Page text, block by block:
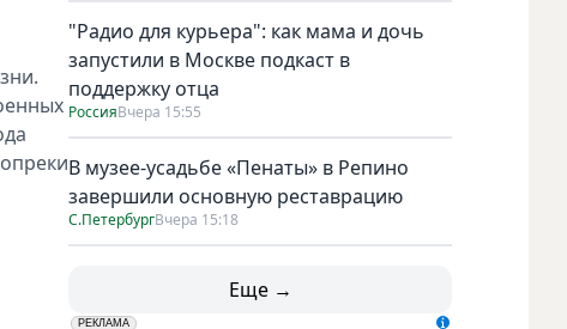
"Радио для курьера": как мама и дочь
запустили в Москве подкаст в
поддержку отца
РоссияВчера 15:55
В музее-усадьбе «Пенаты» в Репино
завершили основную реставрацию
С.ПетербургВчера 15:18
Еще →
erid: LdtCK5udn
РЕКЛАМА
АО "ГАТР", ИНН: 7841320717